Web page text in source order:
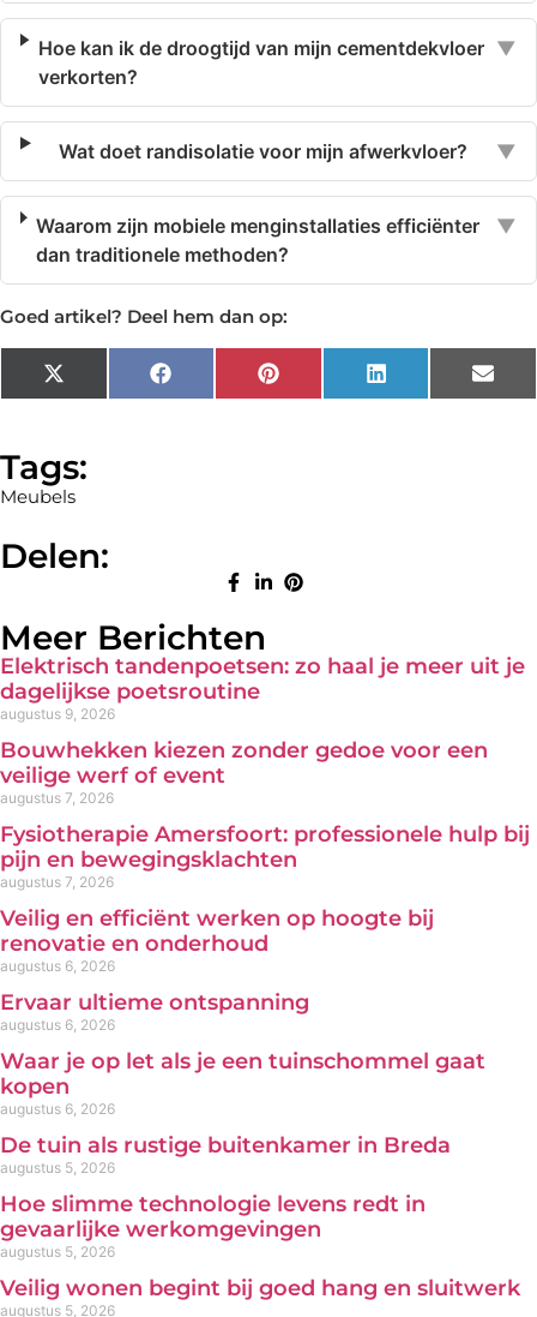
Hoe kan ik de droogtijd van mijn cementdekvloer
verkorten?
▼
Wat doet randisolatie voor mijn afwerkvloer? ▼
Waarom zijn mobiele menginstallaties efficiënter
dan traditionele methoden?
▼
Goed artikel? Deel hem dan op:
X
(Twitter)
Facebook Pinterest LinkedIn
Tags:
Meubels
Delen:
Meer Berichten
Elektrisch tandenpoetsen: zo haal je meer uit je
dagelijkse poetsroutine
augustus 9, 2026
Bouwhekken kiezen zonder gedoe voor een
veilige werf of event
augustus 7, 2026
Fysiotherapie Amersfoort: professionele hulp bij
pijn en bewegingsklachten
augustus 7, 2026
Veilig en efficiënt werken op hoogte bij
renovatie en onderhoud
augustus 6, 2026
Ervaar ultieme ontspanning
augustus 6, 2026
Waar je op let als je een tuinschommel gaat
kopen
augustus 6, 2026
De tuin als rustige buitenkamer in Breda
augustus 5, 2026
Hoe slimme technologie levens redt in
gevaarlijke werkomgevingen
augustus 5, 2026
Veilig wonen begint bij goed hang en sluitwerk
augustus 5, 2026